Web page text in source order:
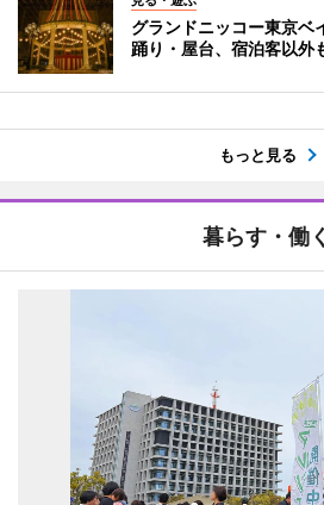
グランドニッコー東京ベ
踊り・屋台、宿泊客以外
もっと見る
暮らす・働く